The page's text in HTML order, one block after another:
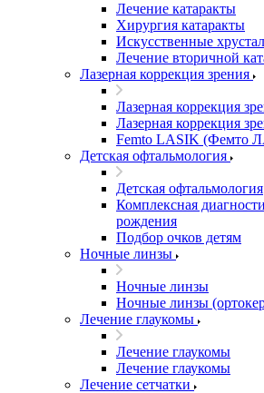
Лечение катаракты
Хирургия катаракты
Искусственные
Лечение вторичной
Лазерная коррекция зрения
Лазерная коррекция
Лазерная коррекция
Femto LASIK (Фемто
Детская офтальмология
Детская офтальмология
Комплексная
рождения
Подбор очков детям
Ночные линзы
Ночные линзы
Ночные линзы
Лечение глаукомы
Лечение глаукомы
Лечение глаукомы
Лечение сетчатки